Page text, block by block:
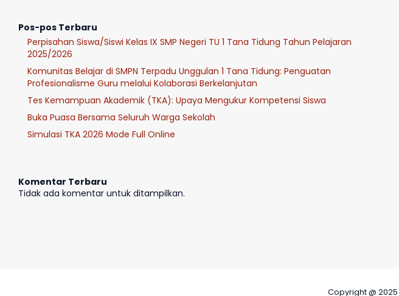
Pos-pos Terbaru
Perpisahan Siswa/Siswi Kelas IX SMP Negeri TU 1 Tana Tidung Tahun Pelajaran
2025/2026
Komunitas Belajar di SMPN Terpadu Unggulan 1 Tana Tidung: Penguatan
Profesionalisme Guru melalui Kolaborasi Berkelanjutan
Tes Kemampuan Akademik (TKA): Upaya Mengukur Kompetensi Siswa
Buka Puasa Bersama Seluruh Warga Sekolah
Simulasi TKA 2026 Mode Full Online
Komentar Terbaru
Tidak ada komentar untuk ditampilkan.
Copyright @ 2025